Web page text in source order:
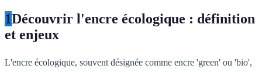
1Découvrir l'encre écologique : définition
et enjeux
L'encre écologique, souvent désignée comme encre 'green' ou 'bio',